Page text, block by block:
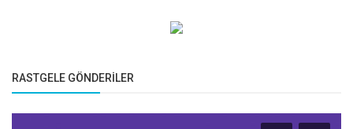
RASTGELE GÖNDERILER